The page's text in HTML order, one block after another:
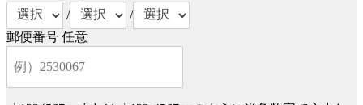
/
/
郵便番号 任意